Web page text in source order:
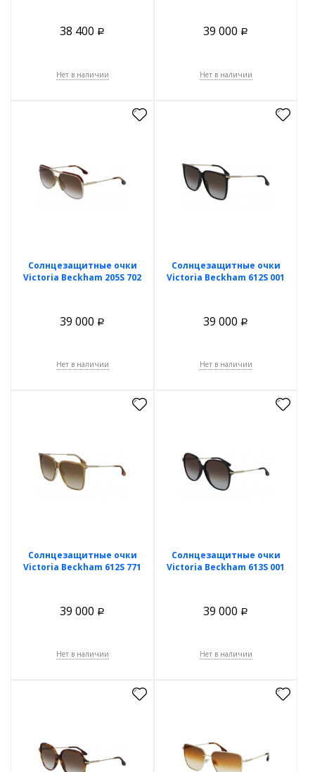
38 400 Р
Нет в наличии
39 000 Р
Нет в наличии
Солнцезащитные очки
Victoria Beckham 205S 702
39 000 Р
Нет в наличии
Солнцезащитные очки
Victoria Beckham 612S 001
39 000 Р
Нет в наличии
Солнцезащитные очки
Victoria Beckham 612S 771
39 000 Р
Нет в наличии
Солнцезащитные очки
Victoria Beckham 613S 001
39 000 Р
Нет в наличии